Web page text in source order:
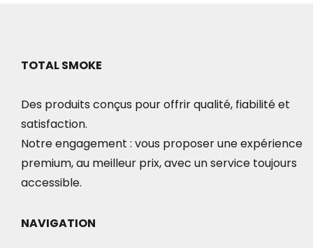
TOTAL SMOKE
Des produits conçus pour offrir qualité, fiabilité et
satisfaction.
Notre engagement : vous proposer une expérience
premium, au meilleur prix, avec un service toujours
accessible.
NAVIGATION